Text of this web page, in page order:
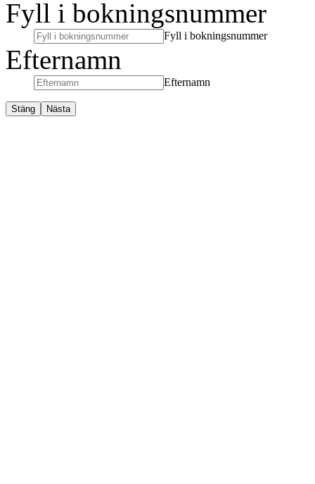
Fyll i bokningsnummer
Fyll i bokningsnummer
Efternamn
Efternamn
Stäng Nästa